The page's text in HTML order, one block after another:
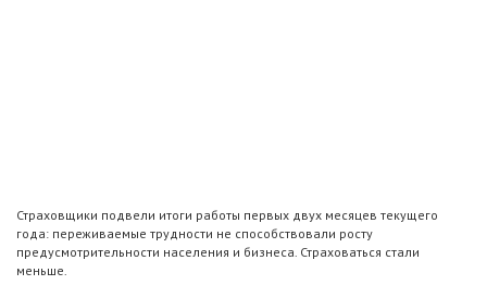
Страховщики подвели итоги работы первых двух месяцев текущего
года: переживаемые трудности не способствовали росту
предусмотрительности населения и бизнеса. Страховаться стали
меньше.